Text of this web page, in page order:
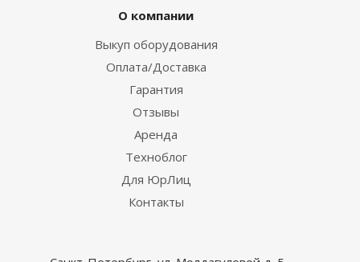
О компании
Выкуп оборудования
Оплата/Доставка
Гарантия
Отзывы
Аренда
Техноблог
Для ЮрЛиц
Контакты